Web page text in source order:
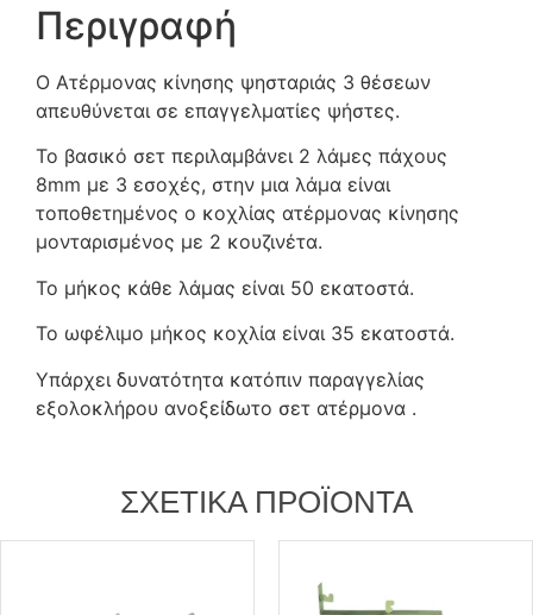
Περιγραφή
Ο Ατέρμονας κίνησης ψησταριάς 3 θέσεων
απευθύνεται σε επαγγελματίες ψήστες.
Το βασικό σετ περιλαμβάνει 2 λάμες πάχους
8mm με 3 εσοχές, στην μια λάμα είναι
τοποθετημένος ο κοχλίας ατέρμονας κίνησης
μονταρισμένος με 2 κουζινέτα.
Το μήκος κάθε λάμας είναι 50 εκατοστά.
Το ωφέλιμο μήκος κοχλία είναι 35 εκατοστά.
Υπάρχει δυνατότητα κατόπιν παραγγελίας
εξολοκλήρου ανοξείδωτο σετ ατέρμονα .
ΣΧΕΤΙΚΆ ΠΡΟΪΌΝΤΑ